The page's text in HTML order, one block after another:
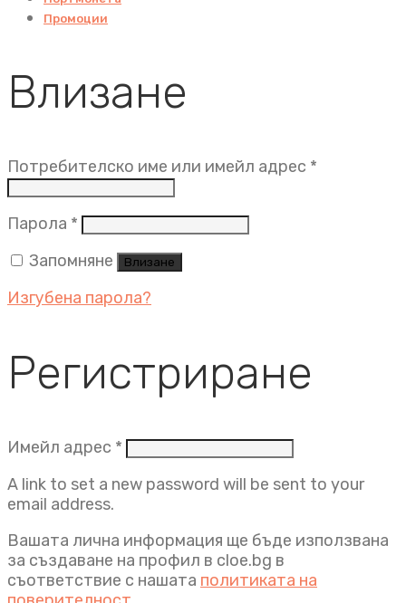
Промоции
Влизане
Потребителско име или имейл адрес *
Парола * Задължително
Запомняне
Влизане
Изгубена парола?
Регистриране
Имейл адрес * Задължително
A link to set a new password will be sent to your
email address.
Вашата лична информация ще бъде използвана
за създаване на профил в cloe.bg в
съответствие с нашата политиката на